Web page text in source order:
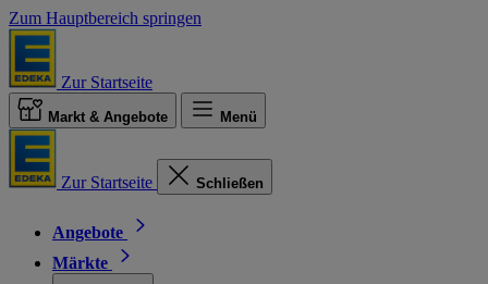
Zum Hauptbereich springen
Zur Startseite
Markt & Angebote Menü
Zur Startseite Schließen
Angebote
Märkte